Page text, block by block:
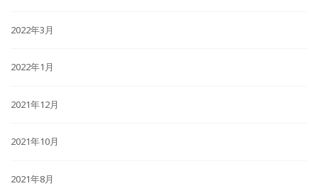
2022年3月
2022年1月
2021年12月
2021年10月
2021年8月